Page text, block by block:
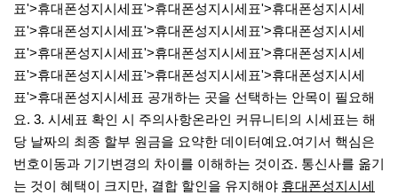
표'>휴대폰성지시세표'>휴대폰성지시세표'>휴대폰성지시세
표'>휴대폰성지시세표'>휴대폰성지시세표'>휴대폰성지시세
표'>휴대폰성지시세표'>휴대폰성지시세표'>휴대폰성지시세
표'>휴대폰성지시세표'>휴대폰성지시세표'>휴대폰성지시세
표'>휴대폰성지시세표 공개하는 곳을 선택하는 안목이 필요해
요.​​ 3. 시세표 확인 시 주의사항​온라인 커뮤니티의 시세표는 해
당 날짜의 최종 할부 원금을 요약한 데이터예요.​여기서 핵심은
번호이동과 기기변경의 차이를 이해하는 것이죠. 통신사를 옮기
는 것이 혜택이 크지만, 결합 할인을 유지해야 휴대폰성지시세